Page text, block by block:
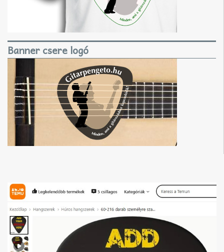
Banner csere logó